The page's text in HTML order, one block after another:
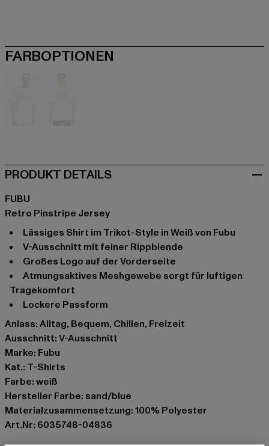
FARBOPTIONEN
PRODUKT DETAILS
FUBU
Retro Pinstripe Jersey
Lässiges Shirt im Trikot-Style in Weiß von Fubu
V-Ausschnitt mit feiner Rippblende
Großes Logo auf der Vorderseite
Atmungsaktives Meshgewebe sorgt für luftigen
Tragekomfort
Lockere Passform
Anlass: Alltag, Bequem, Chillen, Freizeit
Ausschnitt: V-Ausschnitt
Marke: Fubu
Kat.: T-Shirts
Farbe: weiß
Hersteller Farbe: sand/blue
Materialzusammensetzung: 100% Polyester
Art.Nr: 6035748-04836